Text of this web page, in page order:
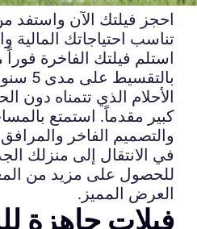
احجز فيلتك الآن
تناسب احتياجاتك المالية
استلم فيلتك الفاخرة فوراً
الأحلام الذي تتمناه دون
كبير مقدماً. استمتع
والتصميم الفاخر والمرافق
في الانتقال إلى منزلك
للحصول على مزيد من
العرض المميز.
فيلات جاهزة